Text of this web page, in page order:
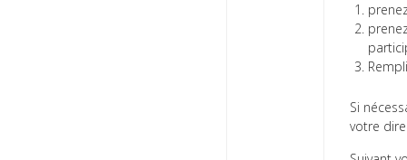
Si
votre